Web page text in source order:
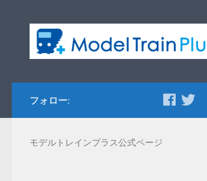
フォロー:
モデルトレインプラス公式ページ